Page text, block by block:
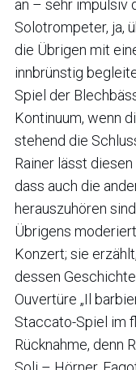
an – sehr impulsiv
Solotrompeter, ja,
die Übrigen mit
innbrünstig
Spiel der
Kontinuum, wenn
stehend die
Rainer lässt
dass auch die
herauszuhören sind.
Übrigens
Konzert; sie
dessen
Ouvertüre „Il
Staccato-Spiel im
Rücknahme, denn